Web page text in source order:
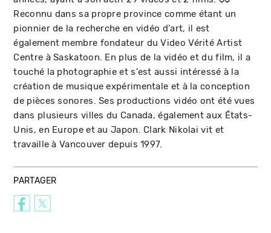
Reconnu dans sa propre province comme étant un
pionnier de la recherche en vidéo d'art, il est
également membre fondateur du Video Vérité Artist
Centre à Saskatoon. En plus de la vidéo et du film, il a
touché la photographie et s'est aussi intéressé à la
création de musique expérimentale et à la conception
de pièces sonores. Ses productions vidéo ont été vues
dans plusieurs villes du Canada, également aux États-
Unis, en Europe et au Japon. Clark Nikolai vit et
travaille à Vancouver depuis 1997.
PARTAGER